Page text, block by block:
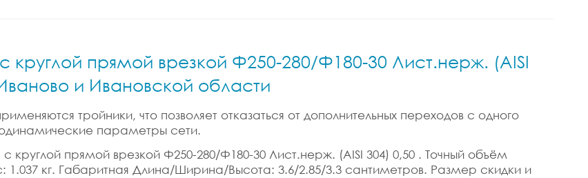
круглой прямой врезкой Ф250-280/Ф180-30 Лист.нерж. (AISI
и Ивановской области
тройники, что позволяет отказаться от дополнительных переходов с одного
параметры сети.
круглой прямой врезкой Ф250-280/Ф180-30 Лист.нерж. (AISI 304) 0,50 . Точный объём
1.037 кг. Габаритная Длина/Ширина/Высота: 3.6/2.85/3.3 сантиметров. Размер скидки и